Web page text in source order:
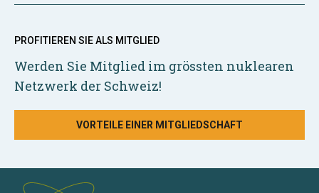
PROFITIEREN SIE ALS MITGLIED
Werden Sie Mitglied im grössten nuklearen
Netzwerk der Schweiz!
VORTEILE EINER MITGLIEDSCHAFT